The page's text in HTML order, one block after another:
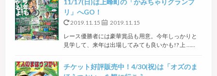
11/17(日)は上峰町の「かみちゃりグランプ
リ」へGO！
2019.11.15
2019.11.15
レース優勝者には豪華賞品も用意。今年しっかりと
見学して、来年は出場してみても良いかも!? 上 ……
チケット好評販売中！4/30(祝)は「オズのま